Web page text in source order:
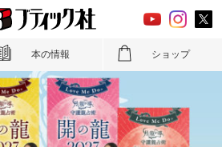
本の情報 ショップ